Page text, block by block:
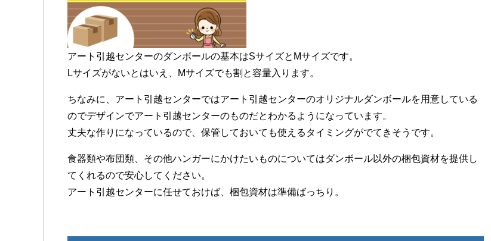
アート引越センターのダンボールの基本はSサイズとMサイズです。
Lサイズがないとはいえ、Mサイズでも割と容量入ります。
ちなみに、アート引越センターではアート引越センターのオリジナルダンボールを用意している
のでデザインでアート引越センターのものだとわかるようになっています。
丈夫な作りになっているので、保管しておいても使えるタイミングがでてきそうです。
食器類や布団類、その他ハンガーにかけたいものについてはダンボール以外の梱包資材を提供し
てくれるので安心してください。
アート引越センターに任せておけば、梱包資材は準備ばっちり。